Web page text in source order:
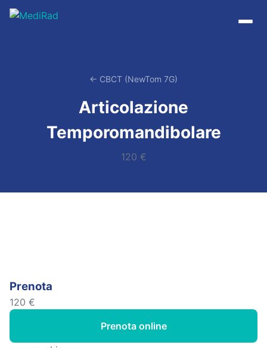
Vai
← CBCT (NewTom 7G)
Articolazione
Temporomandibolare
120 €
Prenota
120 €
Prenota online